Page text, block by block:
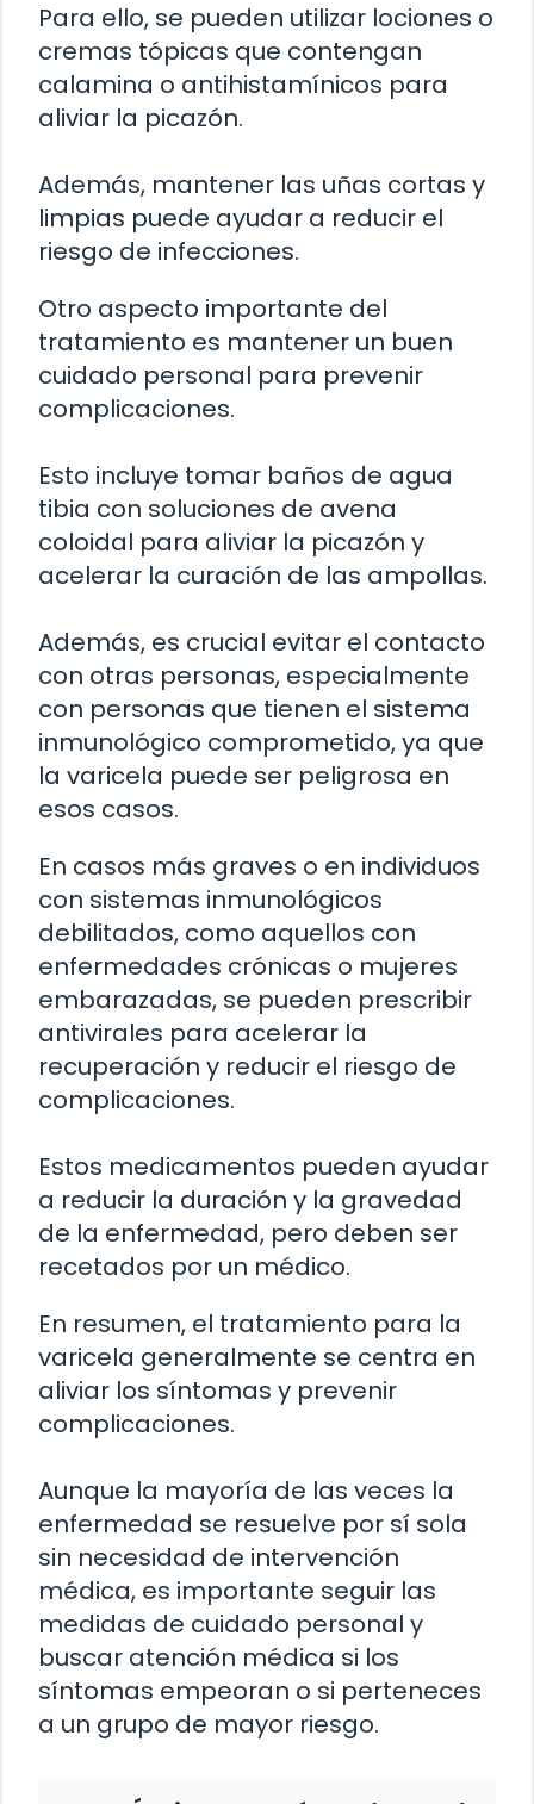
Para ello, se pueden utilizar lociones o
cremas tópicas que contengan
calamina o antihistamínicos para
aliviar la picazón.
Además, mantener las uñas cortas y
limpias puede ayudar a reducir el
riesgo de infecciones.
Otro aspecto importante del
tratamiento es mantener un buen
cuidado personal para prevenir
complicaciones.
Esto incluye tomar baños de agua
tibia con soluciones de avena
coloidal para aliviar la picazón y
acelerar la curación de las ampollas.
Además, es crucial evitar el contacto
con otras personas, especialmente
con personas que tienen el sistema
inmunológico comprometido, ya que
la varicela puede ser peligrosa en
esos casos.
En casos más graves o en individuos
con sistemas inmunológicos
debilitados, como aquellos con
enfermedades crónicas o mujeres
embarazadas, se pueden prescribir
antivirales para acelerar la
recuperación y reducir el riesgo de
complicaciones.
Estos medicamentos pueden ayudar
a reducir la duración y la gravedad
de la enfermedad, pero deben ser
recetados por un médico.
En resumen, el tratamiento para la
varicela generalmente se centra en
aliviar los síntomas y prevenir
complicaciones.
Aunque la mayoría de las veces la
enfermedad se resuelve por sí sola
sin necesidad de intervención
médica, es importante seguir las
medidas de cuidado personal y
buscar atención médica si los
síntomas empeoran o si perteneces
a un grupo de mayor riesgo.